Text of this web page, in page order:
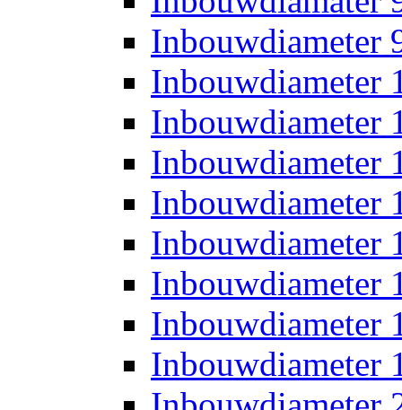
Inbouwdiameter
Inbouwdiameter
Inbouwdiameter
Inbouwdiameter
Inbouwdiameter
Inbouwdiameter
Inbouwdiameter
Inbouwdiameter
Inbouwdiameter